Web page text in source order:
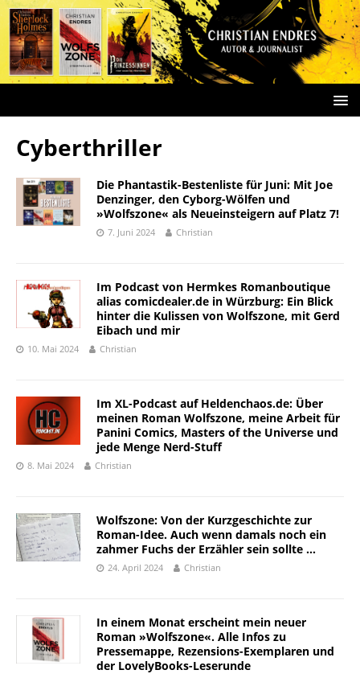
Cyberthriller
Die Phantastik-Bestenliste für Juni: Mit Joe
Denzinger, den Cyborg-Wölfen und
»Wolfszone« als Neueinsteigern auf Platz 7!
7. Juni 2024 Christian
Im Podcast von Hermkes Romanboutique
alias comicdealer.de in Würzburg: Ein Blick
hinter die Kulissen von Wolfszone, mit Gerd
Eibach und mir
10. Mai 2024 Christian
Im XL-Podcast auf Heldenchaos.de: Über
meinen Roman Wolfszone, meine Arbeit für
Panini Comics, Masters of the Universe und
jede Menge Nerd-Stuff
8. Mai 2024 Christian
Wolfszone: Von der Kurzgeschichte zur
Roman-Idee. Auch wenn damals noch ein
zahmer Fuchs der Erzähler sein sollte …
24. April 2024 Christian
In einem Monat erscheint mein neuer
Roman »Wolfszone«. Alle Infos zu
Pressemappe, Rezensions-Exemplaren und
der LovelyBooks-Leserunde